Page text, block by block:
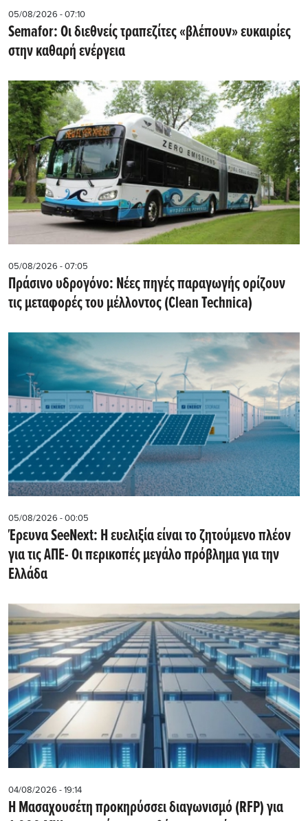
05/08/2026 - 07:10
Semafor: Οι διεθνείς τραπεζίτες «βλέπουν» ευκαιρίες
στην καθαρή ενέργεια
05/08/2026 - 07:05
Πράσινο υδρογόνο: Νέες πηγές παραγωγής ορίζουν
τις μεταφορές του μέλλοντος (Clean Technica)
05/08/2026 - 00:05
Έρευνα SeeNext: Η ευελιξία είναι το ζητούμενο πλέον
για τις ΑΠΕ- Οι περικοπές μεγάλο πρόβλημα για την
Ελλάδα
04/08/2026 - 19:14
Η Μασαχουσέτη προκηρύσσει διαγωνισμό (RFP) για